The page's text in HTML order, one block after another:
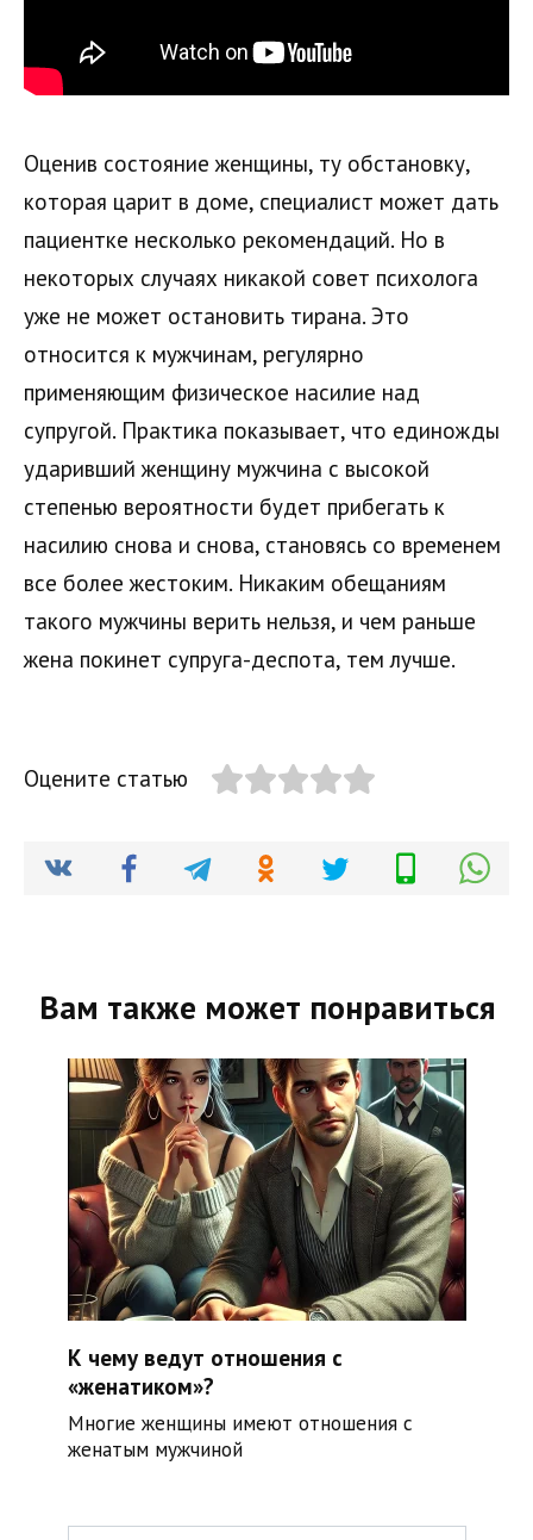
Оценив состояние женщины, ту обстановку,
которая царит в доме, специалист может дать
пациентке несколько рекомендаций. Но в
некоторых случаях никакой совет психолога
уже не может остановить тирана. Это
относится к мужчинам, регулярно
применяющим физическое насилие над
супругой. Практика показывает, что единожды
ударивший женщину мужчина с высокой
степенью вероятности будет прибегать к
насилию снова и снова, становясь со временем
все более жестоким. Никаким обещаниям
такого мужчины верить нельзя, и чем раньше
жена покинет супруга-деспота, тем лучше.
Оцените статью
Вам также может понравиться
К чему ведут отношения с
«женатиком»?
Многие женщины имеют отношения с
женатым мужчиной